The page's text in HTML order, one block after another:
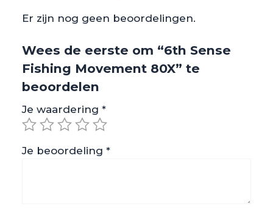
Er zijn nog geen beoordelingen.
Wees de eerste om “6th Sense
Fishing Movement 80X” te
beoordelen
Je waardering *
Je beoordeling *